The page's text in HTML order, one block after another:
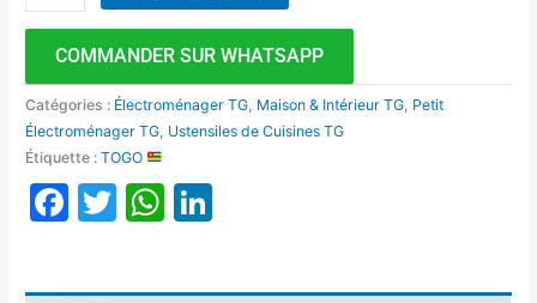
COMMANDER SUR WHATSAPP
Catégories : Électroménager TG Maison & Intérieur TG Petit
Électroménager TG Ustensiles de Cuisines TG
Étiquette :TOGO
Facebook
TwitterWhatsApp